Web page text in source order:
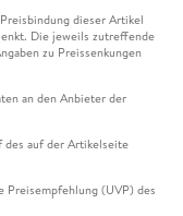
dieser Artikel
Die jeweils zutreffende
zu Preissenkungen
an den Anbieter der
des auf der Artikelseite
(UVP) des